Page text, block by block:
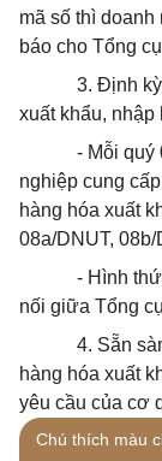
mã số thì doanh
báo cho Tổng
3. Định
xuất khẩu, nhập
- Mỗi quý
nghiệp cung
hàng hóa xuất
08a/DNUT,
- Hình
nối giữa Tổng
4. Sẵn
hàng hóa xuất
yêu cầu của cơ
Khi được
Chú thích màu